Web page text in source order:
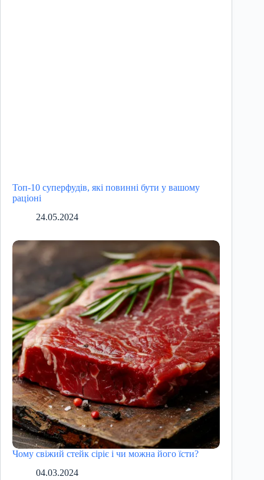
Топ-10 суперфудів, які повинні бути у вашому
раціоні
24.05.2024
Чому свіжий стейк сіріє і чи можна його їсти?
04.03.2024